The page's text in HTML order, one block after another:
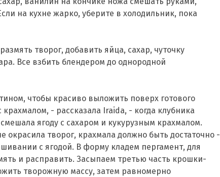
на кухне жарко, уберите в холодильник, пока
творог, добавить яйца, сахар, чуточку
Все взбить блендером до однородной
чтобы красиво выложить поверх готового
- рассказала Iraida, - когда клубника
ягоду с сахаром и кукурузным крахмалом.
окрасила творог, крахмала должно быть достаточно -
с ягодой. В форму кладем пергамент, для
и расправить. Засыпаем третью часть крошки-
творожную массу, затем равномерно